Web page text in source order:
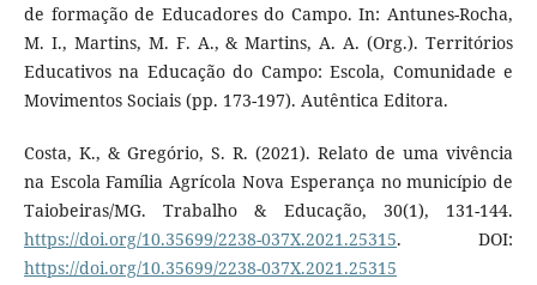
de formação de Educadores do Campo. In: Antunes-Rocha,
M. I., Martins, M. F. A., & Martins, A. A. (Org.). Territórios
Educativos na Educação do Campo: Escola, Comunidade e
Movimentos Sociais (pp. 173-197). Autêntica Editora.
Costa, K., & Gregório, S. R. (2021). Relato de uma vivência
na Escola Família Agrícola Nova Esperança no município de
Taiobeiras/MG. Trabalho & Educação, 30(1), 131-144.
https://doi.org/10.35699/2238-037X.2021.25315. DOI:
https://doi.org/10.35699/2238-037X.2021.25315